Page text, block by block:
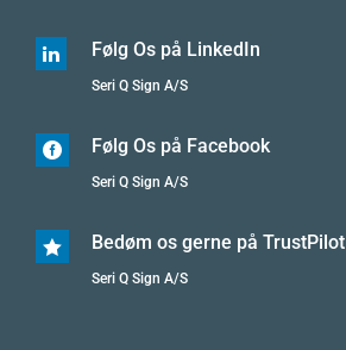
 Følg Os på LinkedIn
Seri Q Sign A/S
 Følg Os på Facebook
Seri Q Sign A/S
 Bedøm os gerne på TrustPilot
Seri Q Sign A/S